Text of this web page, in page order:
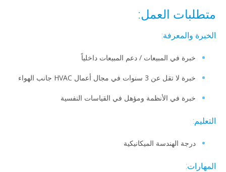
متطلبات العمل:
الخبرة والمعرفة:
خبرة في المبيعات / دعم المبيعات داخلياً
خبرة لا تقل عن 3 سنوات في مجال أعمال HVAC جانب الهواء
خبرة في الأنظمة ومؤهل في القياسات النفسية
التعليم:
درجة الهندسة الميكانيكية
المهارات: